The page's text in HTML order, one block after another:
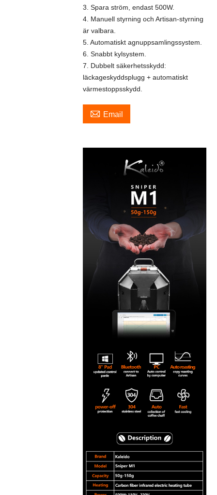
3. Spara ström, endast 500W.
4. Manuell styrning och Artisan-styrning
är valbara.
5. Automatiskt agnuppsamlingssystem.
6. Snabbt kylsystem.
7. Dubbelt säkerhetsskydd:
läckageskyddsplugg + automatiskt
värmestoppsskydd.
 Email